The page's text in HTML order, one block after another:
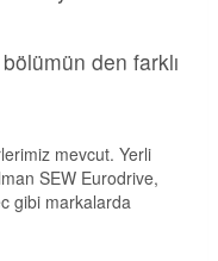
bölümün den farklı
mevcut. Yerli
SEW Eurodrive,
gibi markalarda